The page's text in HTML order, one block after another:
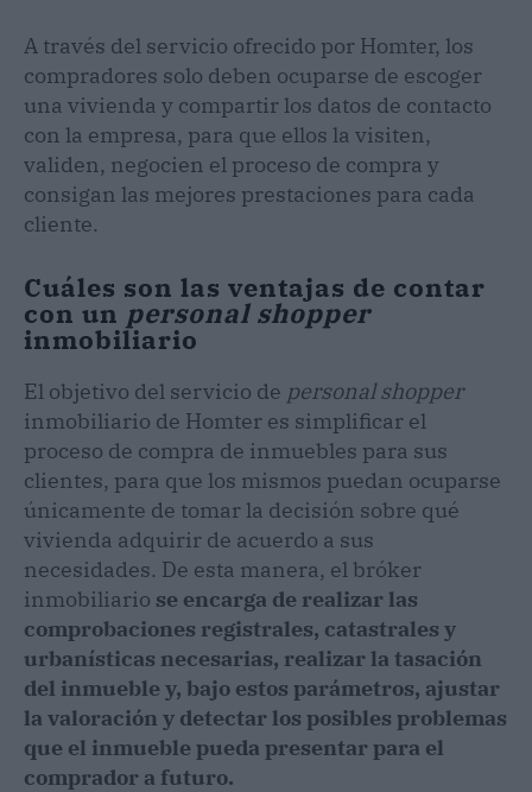
A través del servicio ofrecido por Homter, los
compradores solo deben ocuparse de escoger
una vivienda y compartir los datos de contacto
con la empresa, para que ellos la visiten,
validen, negocien el proceso de compra y
consigan las mejores prestaciones para cada
cliente.
Cuáles son las ventajas de contar
con un personal shopper
inmobiliario
El objetivo del servicio de personal shopper
inmobiliario de Homter es simplificar el
proceso de compra de inmuebles para sus
clientes, para que los mismos puedan ocuparse
únicamente de tomar la decisión sobre qué
vivienda adquirir de acuerdo a sus
necesidades. De esta manera, el bróker
inmobiliario se encarga de realizar las
comprobaciones registrales, catastrales y
urbanísticas necesarias, realizar la tasación
del inmueble y, bajo estos parámetros, ajustar
la valoración y detectar los posibles problemas
que el inmueble pueda presentar para el
comprador a futuro.